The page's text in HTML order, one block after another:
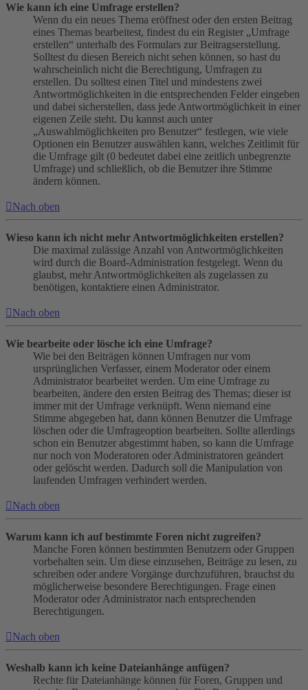
Wie kann ich eine Umfrage erstellen?
Wenn du ein neues Thema eröffnest oder den ersten Beitrag
eines Themas bearbeitest, findest du ein Register „Umfrage
erstellen“ unterhalb des Formulars zur Beitragserstellung.
Solltest du diesen Bereich nicht sehen können, so hast du
wahrscheinlich nicht die Berechtigung, Umfragen zu
erstellen. Du solltest einen Titel und mindestens zwei
Antwortmöglichkeiten in die entsprechenden Felder eingeben
und dabei sicherstellen, dass jede Antwortmöglichkeit in einer
eigenen Zeile steht. Du kannst auch unter
„Auswahlmöglichkeiten pro Benutzer“ festlegen, wie viele
Optionen ein Benutzer auswählen kann, welches Zeitlimit für
die Umfrage gilt (0 bedeutet dabei eine zeitlich unbegrenzte
Umfrage) und schließlich, ob die Benutzer ihre Stimme
ändern können.
Nach oben
Wieso kann ich nicht mehr Antwortmöglichkeiten erstellen?
Die maximal zulässige Anzahl von Antwortmöglichkeiten
wird durch die Board-Administration festgelegt. Wenn du
glaubst, mehr Antwortmöglichkeiten als zugelassen zu
benötigen, kontaktiere einen Administrator.
Nach oben
Wie bearbeite oder lösche ich eine Umfrage?
Wie bei den Beiträgen können Umfragen nur vom
ursprünglichen Verfasser, einem Moderator oder einem
Administrator bearbeitet werden. Um eine Umfrage zu
bearbeiten, ändere den ersten Beitrag des Themas; dieser ist
immer mit der Umfrage verknüpft. Wenn niemand eine
Stimme abgegeben hat, dann können Benutzer die Umfrage
löschen oder die Umfrageoption bearbeiten. Sollte allerdings
schon ein Benutzer abgestimmt haben, so kann die Umfrage
nur noch von Moderatoren oder Administratoren geändert
oder gelöscht werden. Dadurch soll die Manipulation von
laufenden Umfragen verhindert werden.
Nach oben
Warum kann ich auf bestimmte Foren nicht zugreifen?
Manche Foren können bestimmten Benutzern oder Gruppen
vorbehalten sein. Um diese einzusehen, Beiträge zu lesen, zu
schreiben oder andere Vorgänge durchzuführen, brauchst du
möglicherweise besondere Berechtigungen. Frage einen
Moderator oder Administrator nach entsprechenden
Berechtigungen.
Nach oben
Weshalb kann ich keine Dateianhänge anfügen?
Rechte für Dateianhänge können für Foren, Gruppen und